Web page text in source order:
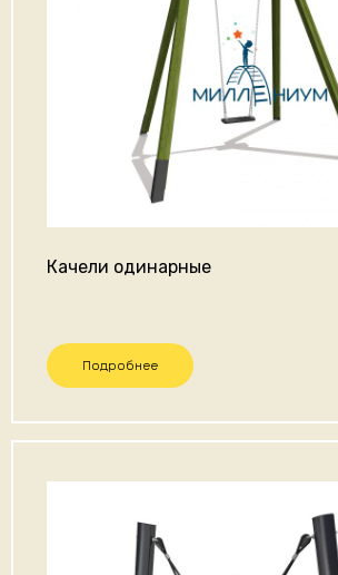
Качели одинарные
Подробнее